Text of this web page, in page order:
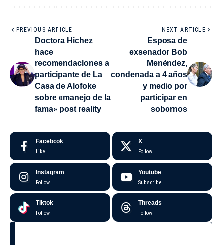
PREVIOUS ARTICLE
Doctora Hichez
hace
recomendaciones a
participante de La
Casa de Alofoke
sobre «manejo de la
fama» post reality
NEXT ARTICLE
Esposa de
exsenador Bob
Menéndez,
condenada a 4 años
y medio por
participar en
sobornos
Facebook
Like
X
Follow
Instagram
Follow
Youtube
Subscribe
Tiktok
Follow
Threads
Follow